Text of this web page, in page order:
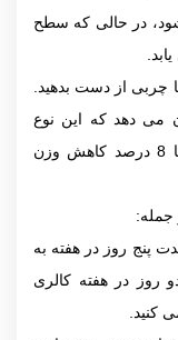
در حالی که سطح
چربی از دست بدهید.
گرفته در سال 2018 نشان می دهد که این نوع
الگوی غذایی می تواند به طور متوسط 4 تا 8 درصد کاهش وزن
جمله:
5: 2): شما به مدت پنج روز در هفته به
روز در هفته کالری